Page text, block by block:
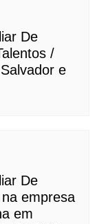
De
/
e
De
empresa
em